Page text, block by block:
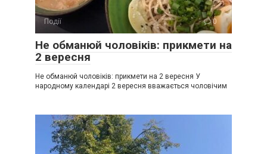
Події 0
Не обманюй чоловіків: прикмети на
2 вересня
Не обманюй чоловіків: прикмети на 2 вересня У
народному календарі 2 вересня вважається чоловічим